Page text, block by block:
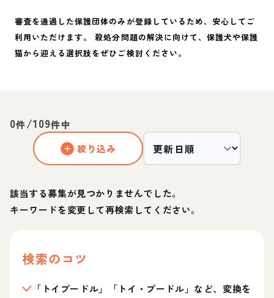
審査を通過した保護団体のみが登録しているため、安心してご
利用いただけます。 殺処分問題の解決に向けて、保護犬や保護
猫から迎える選択肢をぜひご検討ください。
0件/109件中
絞り込み
該当する募集が見つかりませんでした。
キーワードを変更して再検索してください。
検索のコツ
「トイプードル」「トイ・プードル」など、変換を